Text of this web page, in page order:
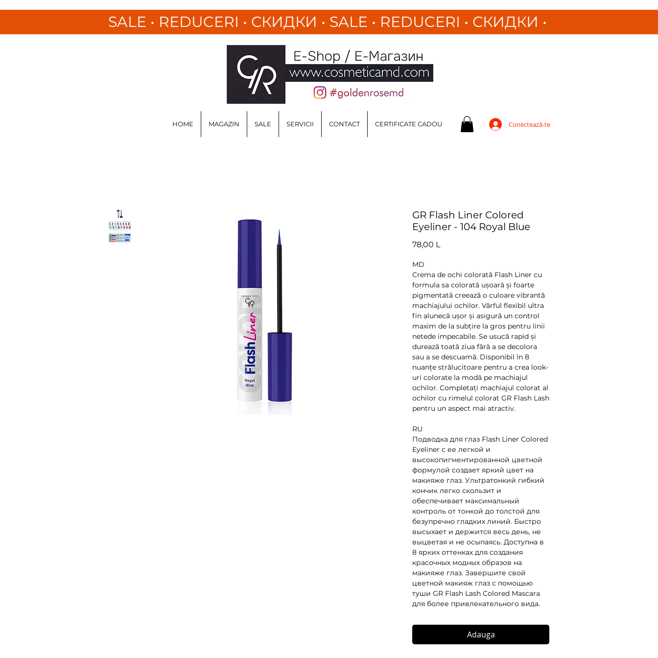
SALE • REDUCERI • СКИДКИ • SALE • REDUCERI • СКИДКИ •
HOME MAGAZIN SALE SERVICII CONTACT CERTIFICATE CADOU Conectează-te
GR Flash Liner Colored
Eyeliner - 104 Royal Blue
78,00 L
MD
Crema de ochi colorată Flash Liner cu
formula sa colorată ușoară și foarte
pigmentată creează o culoare vibrantă
machiajului ochilor. Vârful flexibil ultra
fin alunecă ușor și asigură un control
maxim de la subțire la gros pentru linii
netede impecabile. Se usucă rapid și
durează toată ziua fără a se decolora
sau a se descuamă. Disponibil în 8
nuanțe strălucitoare pentru a crea look-
uri colorate la modă pe machiajul
ochilor. Completați machiajul colorat al
ochilor cu rimelul colorat GR Flash Lash
pentru un aspect mai atractiv.
RU
Подводка для глаз Flash Liner Colored
Eyeliner с ее легкой и
высокопигментированной цветной
формулой создает яркий цвет на
макияже глаз. Ультратонкий гибкий
кончик легко скользит и
обеспечивает максимальный
контроль от тонкой до толстой для
безупречно гладких линий. Быстро
высыхает и держится весь день, не
выцветая и не осыпаясь. Доступна в
8 ярких оттенках для создания
красочных модных образов на
макияже глаз. Завершите свой
цветной макияж глаз с помощью
туши GR Flash Lash Colored Mascara
для более привлекательного вида.
Adauga